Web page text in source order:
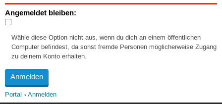
Angemeldet bleiben:
Wähle diese Option nicht aus, wenn du dich an einem öffentlichen
Computer befindest, da sonst fremde Personen möglicherweise Zugang
zu deinem Konto erhalten.
Portal Anmelden